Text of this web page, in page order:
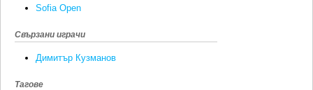
Sofia Open
Свързани играчи
Димитър Кузманов
Тагове